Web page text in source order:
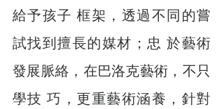
給予孩子 框架，透過不同的嘗
試找到擅長的媒材；忠 於藝術
發展脈絡，在巴洛克藝術，不只
學技 巧，更重藝術涵養，針對